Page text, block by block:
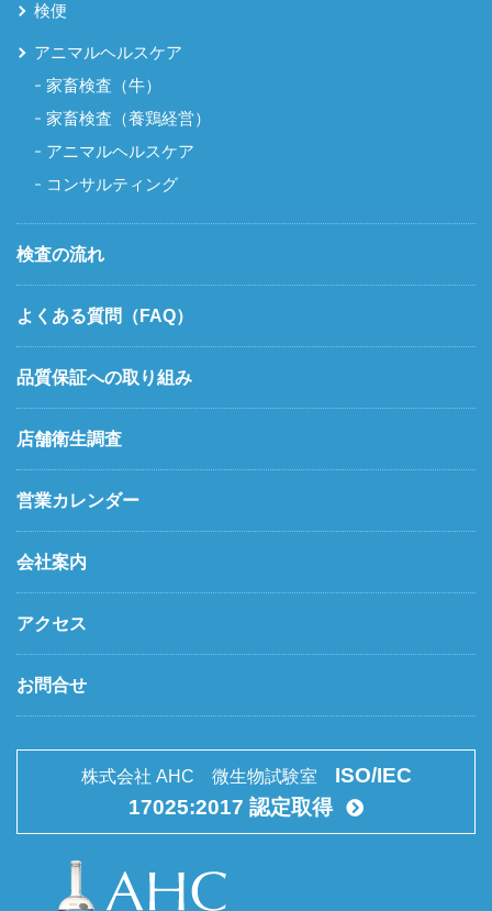
検便
アニマルヘルスケア
家畜検査（牛）
家畜検査（養鶏経営）
アニマルヘルスケア
コンサルティング
検査の流れ
よくある質問（FAQ）
品質保証への取り組み
店舗衛生調査
営業カレンダー
会社案内
アクセス
お問合せ
株式会社 AHC 微生物試験室 ISO/IEC
17025:2017 認定取得